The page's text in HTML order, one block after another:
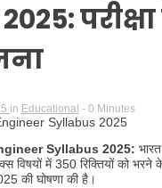
परीक्षा
in Educational - 0 Minutes
Syllabus 2025:
विषयों में 350 रिक्तियों को भरने
की घोषणा की है।